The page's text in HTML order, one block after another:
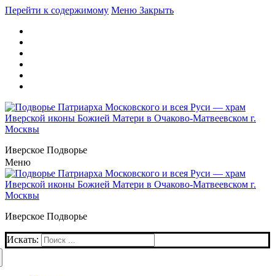
Перейти к содержимому Меню Закрыть
Иверское Подворье
Меню
Иверское Подворье
Искать: